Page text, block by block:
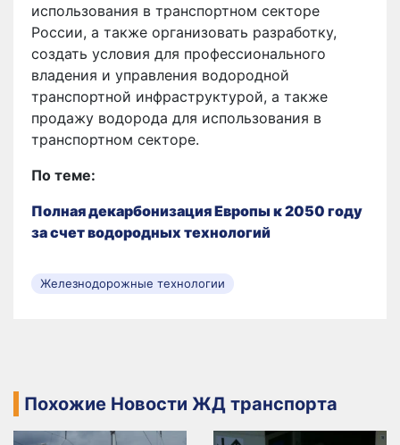
использования в транспортном секторе
России, а также организовать разработку,
создать условия для профессионального
владения и управления водородной
транспортной инфраструктурой, а также
продажу водорода для использования в
транспортном секторе.
По теме:
Полная декарбонизация Европы к 2050 году
за счет водородных технологий
Железнодорожные технологии
Похожие Новости ЖД транспорта